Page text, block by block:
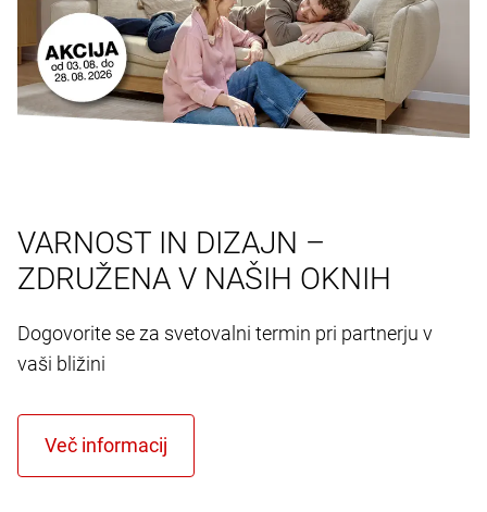
VARNOST IN DIZAJN –
ZDRUŽENA V NAŠIH OKNIH
Dogovorite se za svetovalni termin pri partnerju v
vaši bližini